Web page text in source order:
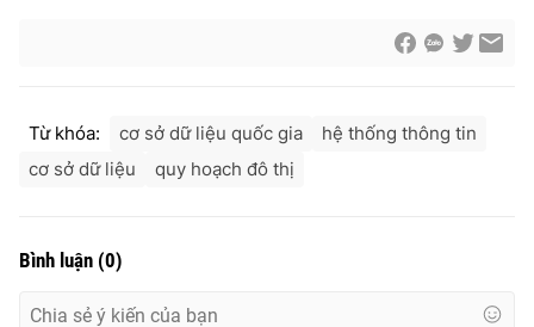
Từ khóa: cơ sở dữ liệu quốc gia
hệ thống thông tin
cơ sở dữ liệu
quy hoạch đô thị
Bình luận (0)